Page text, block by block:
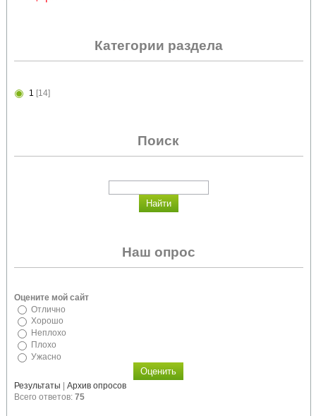
Категории раздела
1 [14]
Поиск
Наш опрос
Оцените мой сайт
Отлично
Хорошо
Неплохо
Плохо
Ужасно
Результаты | Архив опросов
Всего ответов: 75